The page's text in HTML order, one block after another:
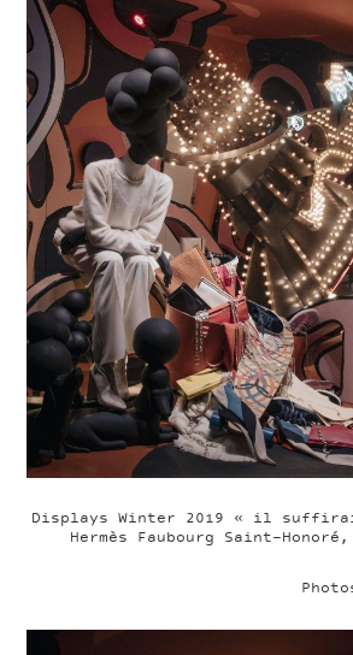
Displays Winter 2019 « il
Hermès Faubourg Saint-